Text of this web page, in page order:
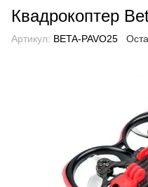
Квадрокоптер
Артикул: BETA-PAVO25